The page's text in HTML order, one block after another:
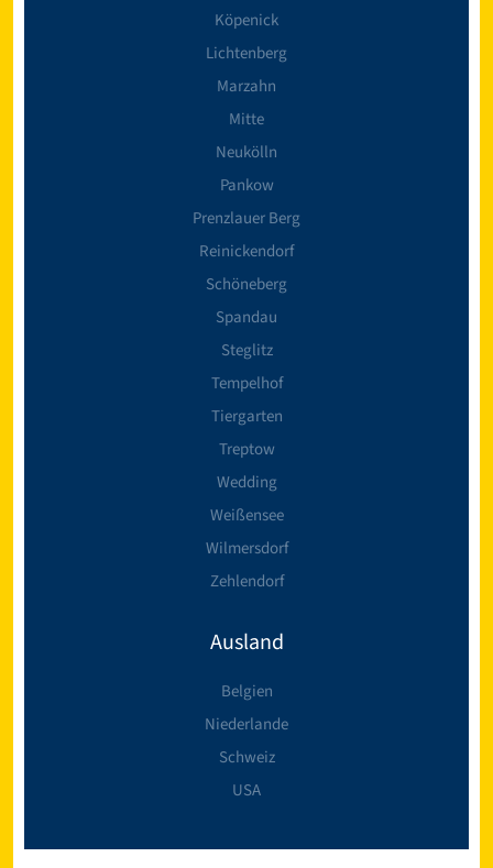
Köpenick
Lichtenberg
Marzahn
Mitte
Neukölln
Pankow
Prenzlauer Berg
Reinickendorf
Schöneberg
Spandau
Steglitz
Tempelhof
Tiergarten
Treptow
Wedding
Weißensee
Wilmersdorf
Zehlendorf
Ausland
Belgien
Niederlande
Schweiz
USA